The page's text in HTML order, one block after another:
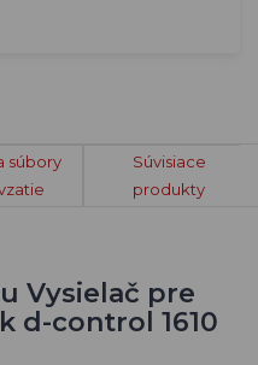
súbory
Súvisiace
produkty
Vysielač pre
d-control 1610